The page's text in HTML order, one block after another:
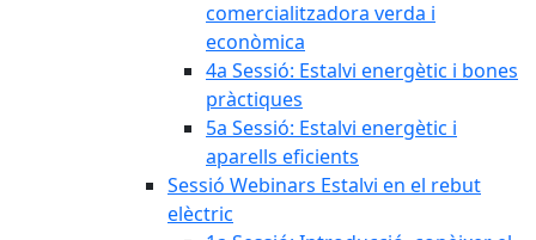
comercialitzadora verda i
econòmica
4a Sessió: Estalvi energètic i bones
pràctiques
5a Sessió: Estalvi energètic i
aparells eficients
Sessió Webinars Estalvi en el rebut
elèctric